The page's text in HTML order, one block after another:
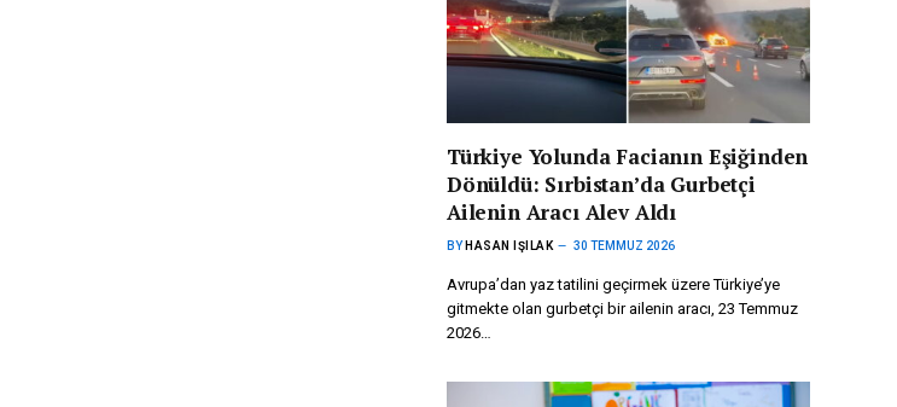
Türkiye Yolunda Facianın Eşiğinden
Dönüldü: Sırbistan’da Gurbetçi
Ailenin Aracı Alev Aldı
BY HASAN IŞILAK 30 TEMMUZ 2026
Avrupa’dan yaz tatilini geçirmek üzere Türkiye’ye
gitmekte olan gurbetçi bir ailenin aracı, 23 Temmuz
2026…